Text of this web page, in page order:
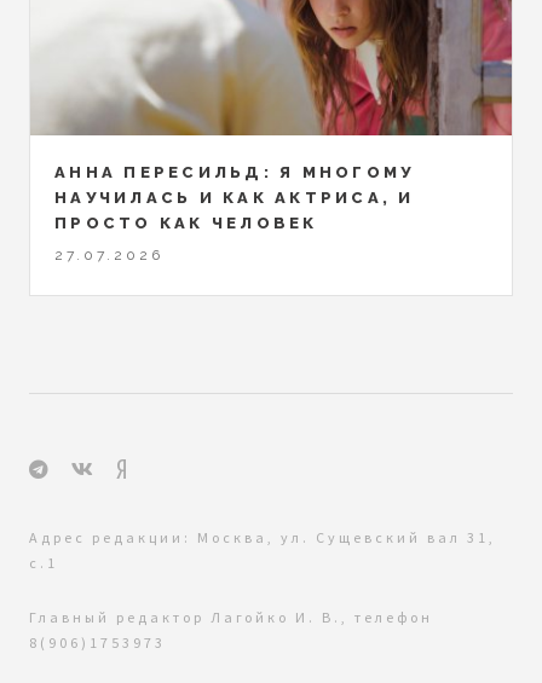
АННА ПЕРЕСИЛЬД: Я МНОГОМУ
НАУЧИЛАСЬ И КАК АКТРИСА, И
ПРОСТО КАК ЧЕЛОВЕК
27.07.2026
Адрес редакции: Москва, ул. Сущевский вал 31,
с.1
Главный редактор Лагойко И. В., телефон
8(906)1753973